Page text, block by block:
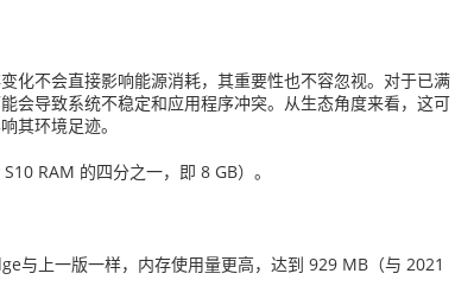
化不会直接影响能源消耗，其重要性也不容忽视。对于已满
会导致系统不稳定和应用程序冲突。从生态角度来看，这可
其环境足迹。
RAM 的四分之一，即 8 GB）。
与上一版一样，内存使用量更高，达到 929 MB（与 2021